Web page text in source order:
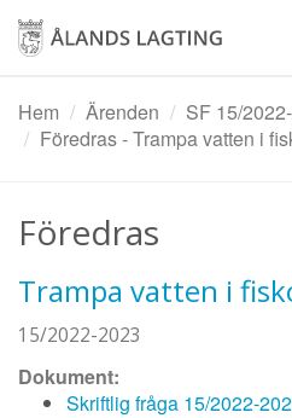
Hoppa
huvudinnehåll
Hem
Ärenden
SF 15/
Föredras - Trampa vatten i
Föredras
Trampa vatten i
15/2022-2023
Dokument:
Skriftlig fråga 15/2022-